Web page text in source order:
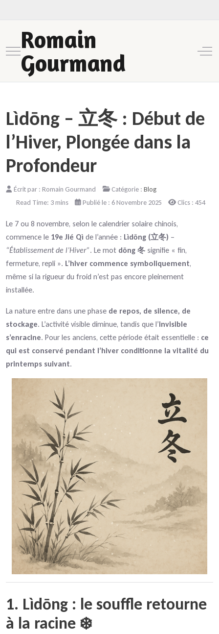
Mobile Menu Toggle
Romain
Gourmand
Off-
Lìdōng – 立冬 : Début de
l’Hiver, Plongée dans la
Profondeur
Écrit par : Romain Gourmand Catégorie : Blog
Read Time: 3 mins
Publié le : 6 Novembre 2025 Clics : 454
Le 7 ou 8 novembre, selon le calendrier solaire chinois,
commence le 19e Jié Qì de l’année : Lìdōng (立冬) –
“Établissement de l’Hiver”. Le mot dōng 冬 signifie « fin,
fermeture, repli ». L’hiver commence symboliquement,
même si la rigueur du froid n’est pas encore pleinement
installée.
La nature entre dans une phase de repos, de silence, de
stockage. L’activité visible diminue, tandis que l’invisible
s’enracine. Pour les anciens, cette période était essentielle : ce
qui est conservé pendant l’hiver conditionne la vitalité du
printemps suivant.
1. Lìdōng : le souffle retourne
à la racine ❄️